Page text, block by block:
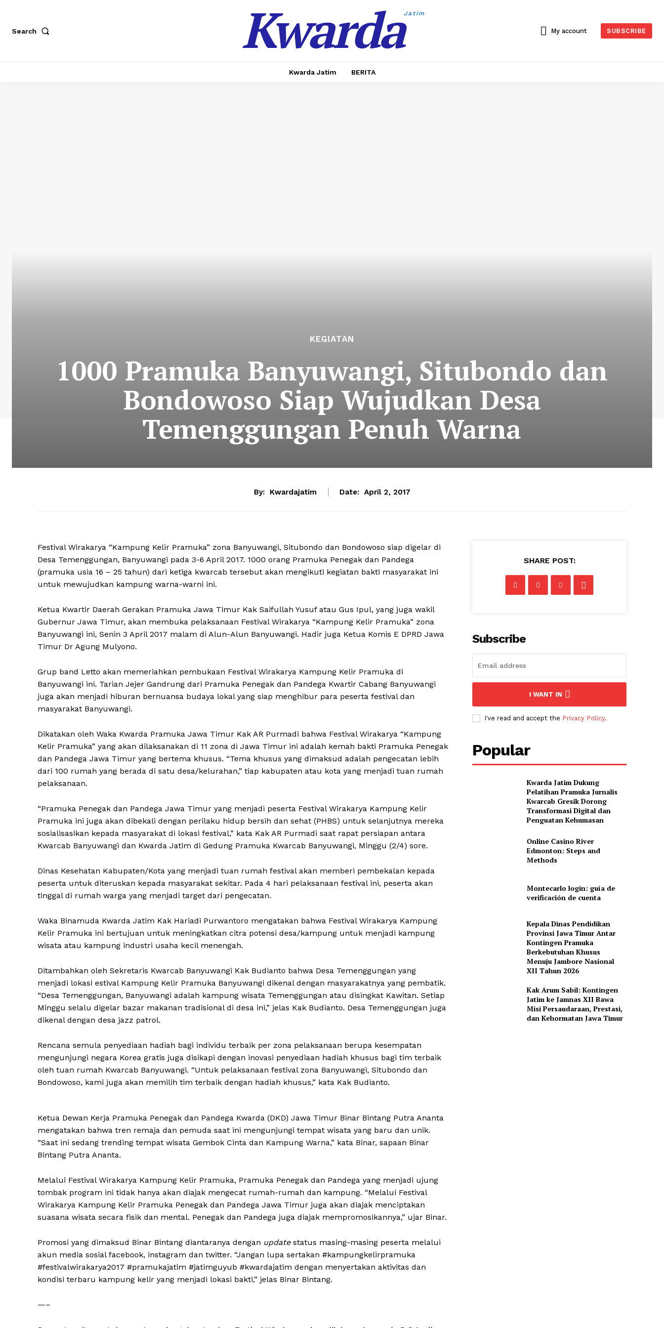
Search KwardaJatim
My account SUBSCRIBE
Kwarda Jatim BERITA
KEGIATAN
1000 Pramuka Banyuwangi, Situbondo dan
Bondowoso Siap Wujudkan Desa
Temenggungan Penuh Warna
By: Kwardajatim Date: April 2, 2017
Festival Wirakarya “Kampung Kelir Pramuka” zona Banyuwangi, Situbondo dan Bondowoso siap digelar di
Desa Temenggungan, Banyuwangi pada 3-6 April 2017. 1000 orang Pramuka Penegak dan Pandega
(pramuka usia 16 – 25 tahun) dari ketiga kwarcab tersebut akan mengikuti kegiatan bakti masyarakat ini
untuk mewujudkan kampung warna-warni ini.
Ketua Kwartir Daerah Gerakan Pramuka Jawa Timur Kak Saifullah Yusuf atau Gus Ipul, yang juga wakil
Gubernur Jawa Timur, akan membuka pelaksanaan Festival Wirakarya “Kampung Kelir Pramuka” zona
Banyuwangi ini, Senin 3 April 2017 malam di Alun-Alun Banyuwangi. Hadir juga Ketua Komis E DPRD Jawa
Timur Dr Agung Mulyono.
Grup band Letto akan memeriahkan pembukaan Festival Wirakarya Kampung Kelir Pramuka di
Banyuwangi ini. Tarian Jejer Gandrung dari Pramuka Penegak dan Pandega Kwartir Cabang Banyuwangi
juga akan menjadi hiburan bernuansa budaya lokal yang siap menghibur para peserta festival dan
masyarakat Banyuwangi.
Dikatakan oleh Waka Kwarda Pramuka Jawa Timur Kak AR Purmadi bahwa Festival Wirakarya “Kampung
Kelir Pramuka” yang akan dilaksanakan di 11 zona di Jawa Timur ini adalah kemah bakti Pramuka Penegak
dan Pandega Jawa Timur yang bertema khusus. “Tema khusus yang dimaksud adalah pengecatan lebih
dari 100 rumah yang berada di satu desa/kelurahan,” tiap kabupaten atau kota yang menjadi tuan rumah
pelaksanaan.
“Pramuka Penegak dan Pandega Jawa Timur yang menjadi peserta Festival Wirakarya Kampung Kelir
Pramuka ini juga akan dibekali dengan perilaku hidup bersih dan sehat (PHBS) untuk selanjutnya mereka
sosialisasikan kepada masyarakat di lokasi festival,” kata Kak AR Purmadi saat rapat persiapan antara
Kwarcab Banyuwangi dan Kwarda Jatim di Gedung Pramuka Kwarcab Banyuwangi, Minggu (2/4) sore.
Dinas Kesehatan Kabupaten/Kota yang menjadi tuan rumah festival akan memberi pembekalan kepada
peserta untuk diteruskan kepada masyarakat sekitar. Pada 4 hari pelaksanaan festival ini, peserta akan
tinggal di rumah warga yang menjadi target dari pengecatan.
Waka Binamuda Kwarda Jatim Kak Hariadi Purwantoro mengatakan bahwa Festival Wirakarya Kampung
Kelir Pramuka ini bertujuan untuk meningkatkan citra potensi desa/kampung untuk menjadi kampung
wisata atau kampung industri usaha kecil menengah.
Ditambahkan oleh Sekretaris Kwarcab Banyuwangi Kak Budianto bahwa Desa Temenggungan yang
menjadi lokasi estival Kampung Kelir Pramuka Banyuwangi dikenal dengan masyarakatnya yang pembatik.
“Desa Temenggungan, Banyuwangi adalah kampung wisata Temenggungan atau disingkat Kawitan. Setiap
Minggu selalu digelar bazar makanan tradisional di desa ini,” jelas Kak Budianto. Desa Temenggungan juga
dikenal dengan desa jazz patrol.
Rencana semula penyediaan hadiah bagi individu terbaik per zona pelaksanaan berupa kesempatan
mengunjungi negara Korea gratis juga disikapi dengan inovasi penyediaan hadiah khusus bagi tim terbaik
oleh tuan rumah Kwarcab Banyuwangi. “Untuk pelaksanaan festival zona Banyuwangi, Situbondo dan
Bondowoso, kami juga akan memilih tim terbaik dengan hadiah khusus,” kata Kak Budianto.
Ketua Dewan Kerja Pramuka Penegak dan Pandega Kwarda (DKD) Jawa Timur Binar Bintang Putra Ananta
mengatakan bahwa tren remaja dan pemuda saat ini mengunjungi tempat wisata yang baru dan unik.
“Saat ini sedang trending tempat wisata Gembok Cinta dan Kampung Warna,” kata Binar, sapaan Binar
Bintang Putra Ananta.
Melalui Festival Wirakarya Kampung Kelir Pramuka, Pramuka Penegak dan Pandega yang menjadi ujung
tombak program ini tidak hanya akan diajak mengecat rumah-rumah dan kampung. “Melalui Festival
Wirakarya Kampung Kelir Pramuka Penegak dan Pandega Jawa Timur juga akan diajak menciptakan
suasana wisata secara fisik dan mental. Penegak dan Pandega juga diajak mempromosikannya,” ujar Binar.
Promosi yang dimaksud Binar Bintang diantaranya dengan updatestatus masing-masing peserta melalui
akun media sosial facebook, instagram dan twitter. “Jangan lupa sertakan #kampungkelirpramuka
#festivalwirakarya2017 #pramukajatim #jatimguyub #kwardajatim dengan menyertakan aktivitas dan
kondisi terbaru kampung kelir yang menjadi lokasi bakti,” jelas Binar Bintang.
—–
SHARE POST:
Subscribe
I WANT IN
I've read and accept the Privacy Policy.
Popular
Kwarda Jatim Dukung
Pelatihan Pramuka Jurnalis
Kwarcab Gresik Dorong
Transformasi Digital dan
Penguatan Kehumasan
Online Casino River
Edmonton: Steps and
Methods
Montecarlo login: guía de
verificación de cuenta
Kepala Dinas Pendidikan
Provinsi Jawa Timur Antar
Kontingen Pramuka
Berkebutuhan Khusus
Menuju Jambore Nasional
XII Tahun 2026
Kak Arum Sabil: Kontingen
Jatim ke Jamnas XII Bawa
Misi Persaudaraan, Prestasi,
dan Kehormatan Jawa Timur